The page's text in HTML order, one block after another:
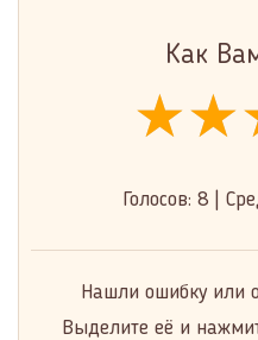
Как
Голосов: 8
Нашли ошибку или
Выделите её и